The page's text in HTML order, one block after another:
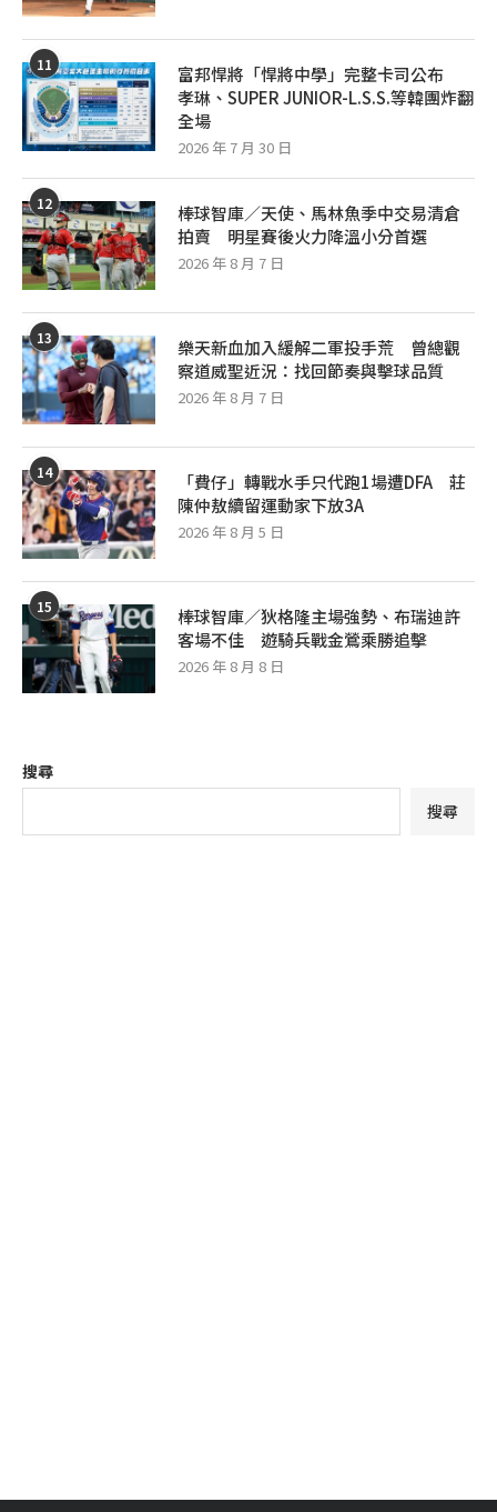
11
富邦悍將「悍將中學」完整卡司公布
孝琳、SUPER JUNIOR-L.S.S.等韓團炸翻
全場
12
棒球智庫／天使、馬林魚季中交易清倉
拍賣 明星賽後火力降溫小分首選
13
樂天新血加入緩解二軍投手荒 曾總觀
察道威聖近況：找回節奏與擊球品質
14
「費仔」轉戰水手只代跑1場遭DFA 莊
陳仲敖續留運動家下放3A
15
棒球智庫／狄格隆主場強勢、布瑞迪許
客場不佳 遊騎兵戰金鶯乘勝追擊
搜尋